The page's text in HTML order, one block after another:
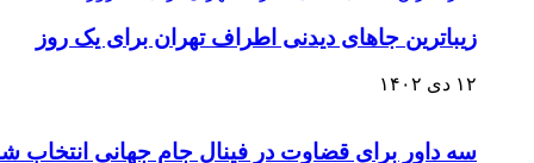
زیباترین جاهای دیدنی اطراف تهران برای یک روز
۱۲ دی ۱۴۰۲
سه داور برای قضاوت در فینال جام جهانی انتخاب